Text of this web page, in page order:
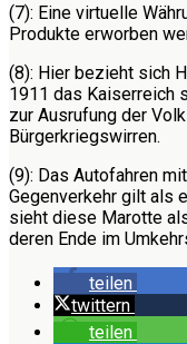
(7): Eine virtuelle
Produkte erworben
(8): Hier bezieht sich
1911 das Kaiserreich
zur Ausrufung der
Bürgerkriegswirren.
(9): Das Autofahren
Gegenverkehr gilt als
sieht diese Marotte
deren Ende im
teilen
twittern
teilen